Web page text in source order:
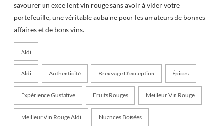
savourer un excellent vin rouge sans avoir à vider votre
portefeuille, une véritable aubaine pour les amateurs de bonnes
affaires et de bons vins.
Aldi
Aldi Authenticité Breuvage D’exception Épices
Expérience Gustative Fruits Rouges Meilleur Vin Rouge
Meilleur Vin Rouge Aldi Nuances Boisées